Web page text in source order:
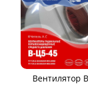
Вентилятор